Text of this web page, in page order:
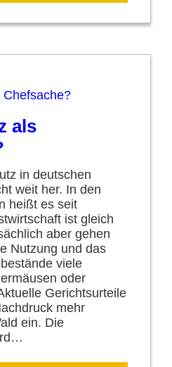
als
in deutschen
weit her. In den
heißt es seit
ist gleich
aber gehen
Nutzung und das
viele
oder
Gerichtsurteile
mehr
ein. Die